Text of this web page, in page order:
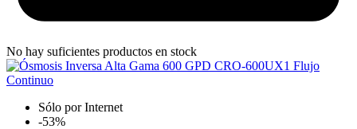
No hay suficientes productos en stock
Sólo por Internet
-53%